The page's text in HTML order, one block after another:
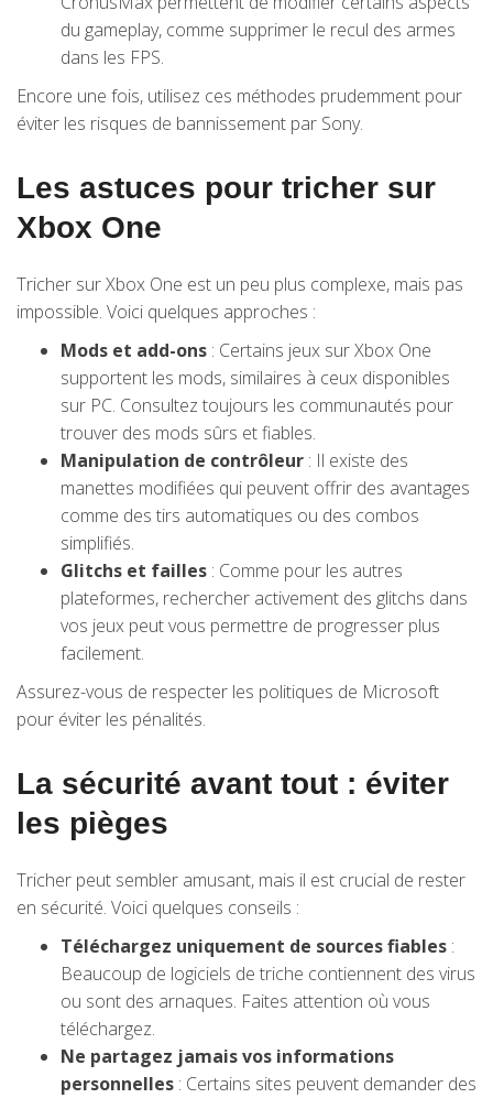
du gameplay, comme supprimer le recul des armes
dans les FPS.
Encore une fois, utilisez ces méthodes prudemment pour
éviter les risques de bannissement par Sony.
Les astuces pour tricher sur
Xbox One
Tricher sur Xbox One est un peu plus complexe, mais pas
impossible. Voici quelques approches :
Mods et add-ons : Certains jeux sur Xbox One
supportent les mods, similaires à ceux disponibles
sur PC. Consultez toujours les communautés pour
trouver des mods sûrs et fiables.
Manipulation de contrôleur : Il existe des
manettes modifiées qui peuvent offrir des avantages
comme des tirs automatiques ou des combos
simplifiés.
Glitchs et failles : Comme pour les autres
plateformes, rechercher activement des glitchs dans
vos jeux peut vous permettre de progresser plus
facilement.
Assurez-vous de respecter les politiques de Microsoft
pour éviter les pénalités.
La sécurité avant tout : éviter
les pièges
Tricher peut sembler amusant, mais il est crucial de rester
en sécurité. Voici quelques conseils :
Téléchargez uniquement de sources fiables :
Beaucoup de logiciels de triche contiennent des virus
ou sont des arnaques. Faites attention où vous
téléchargez.
Ne partagez jamais vos informations
personnelles : Certains sites peuvent demander des